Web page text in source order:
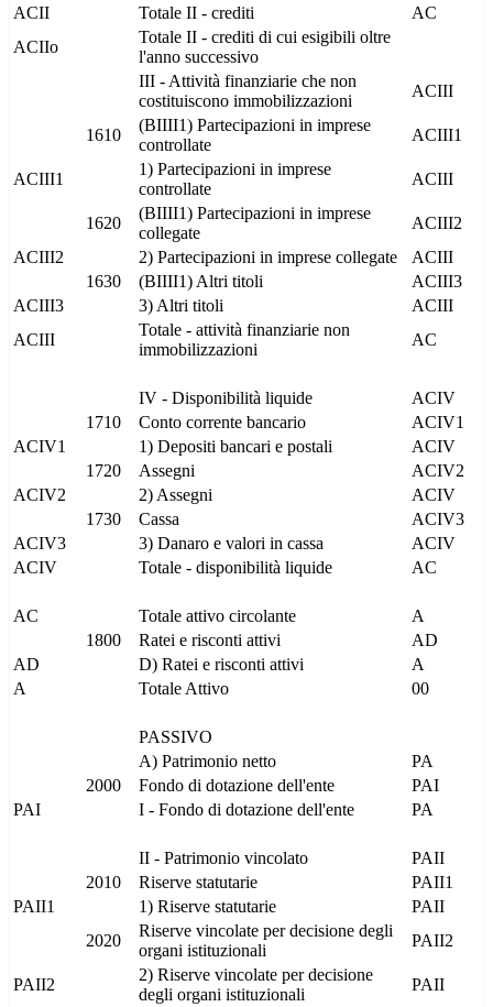
ACII Totale II - crediti
AC
ACIIo
Totale II - crediti di cui esigibili oltre
l'anno successivo
III - Attività finanziarie che non
costituiscono immobilizzazioni
ACIII
1610
(BIIII1) Partecipazioni in imprese
controllate
ACIII1
ACIII1
1) Partecipazioni in imprese
controllate
ACIII
1620
(BIIII1) Partecipazioni in imprese
collegate
ACIII2
ACIII2
2) Partecipazioni in imprese collegate
ACIII
1630
(BIIII1) Altri titoli
ACIII3
ACIII3
3) Altri titoli
ACIII
ACIII
Totale - attività finanziarie non
immobilizzazioni
AC
IV - Disponibilità liquide
ACIV
1710
Conto corrente bancario
ACIV1
ACIV1
1) Depositi bancari e postali
ACIV
1720
Assegni
ACIV2
ACIV2
2) Assegni
ACIV
1730
Cassa
ACIV3
ACIV3
3) Danaro e valori in cassa
ACIV
ACIV
Totale - disponibilità liquide AC
AC Totale attivo circolante
A
1800
Ratei e risconti attivi
AD
AD
D) Ratei e risconti attivi
A
A
Totale Attivo 00
PASSIVO
A) Patrimonio netto
PA
2000
Fondo di dotazione dell'ente
PAI
PAI
I - Fondo di dotazione dell'ente PA
II - Patrimonio vincolato
PAII
2010
Riserve statutarie
PAII1
PAII1
1) Riserve statutarie
PAII
2020
Riserve vincolate per decisione degli
organi istituzionali
PAII2
PAII2
2) Riserve vincolate per decisione
degli organi istituzionali
PAII